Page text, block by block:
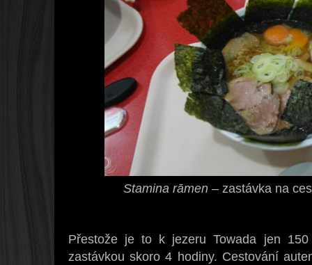
Stamina rāmen – zastávka na
Přestože je to k jezeru Towada jen
zastávkou skoro 4 hodiny. Cestování